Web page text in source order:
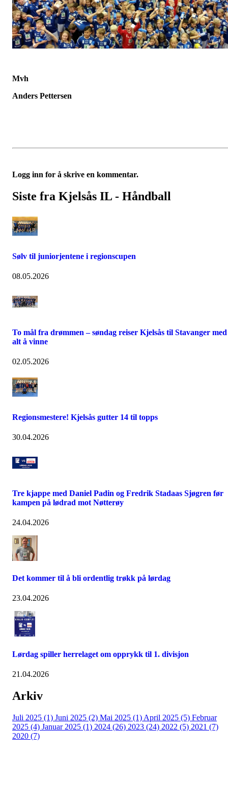
Mvh
Anders Pettersen
Logg inn for å skrive en kommentar.
Siste fra Kjelsås IL - Håndball
Sølv til juniorjentene i regionscupen
08.05.2026
To mål fra drømmen – søndag reiser Kjelsås til Stavanger med
alt å vinne
02.05.2026
Regionsmestere! Kjelsås gutter 14 til topps
30.04.2026
Tre kjappe med Daniel Padin og Fredrik Stadaas Sjøgren før
kampen på lødrad mot Nøtterøy
24.04.2026
Det kommer til å bli ordentlig trøkk på lørdag
23.04.2026
Lørdag spiller herrelaget om opprykk til 1. divisjon
21.04.2026
Arkiv
Juli 2025 (1) Juni 2025 (2) Mai 2025 (1) April 2025 (5) Februar
2025 (4) Januar 2025 (1) 2024 (26) 2023 (24) 2022 (5) 2021 (7)
2020 (7)